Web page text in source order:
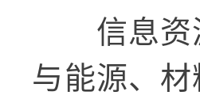
信息
与能源、